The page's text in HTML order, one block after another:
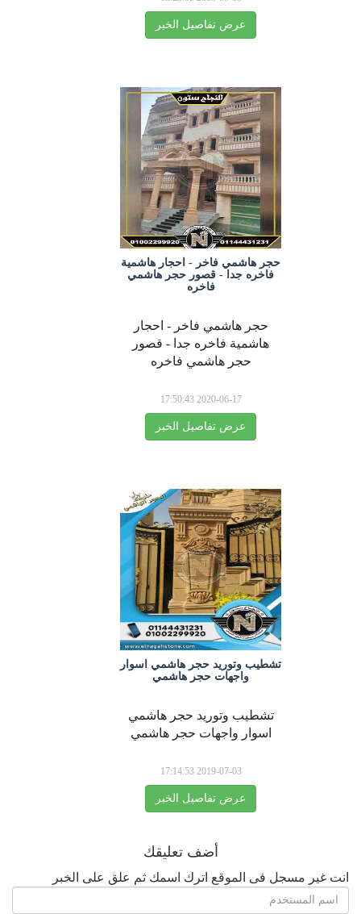
عرض تفاصيل الخبر
حجر هاشمي فاخر - احجار هاشمية
فاخره جدا - قصور حجر هاشمي
حجر هاشمي فاخر - احجار
هاشمية فاخره جدا - قصور
حجر هاشمي فاخره
عرض تفاصيل الخبر
وتوريد حجر هاشمي اسوار
واجهات حجر هاشمي
تشطيب وتوريد حجر هاشمي
اسوار واجهات حجر هاشمي
عرض تفاصيل الخبر
فى الموقع اترك اسمك ثم علق على الخبر